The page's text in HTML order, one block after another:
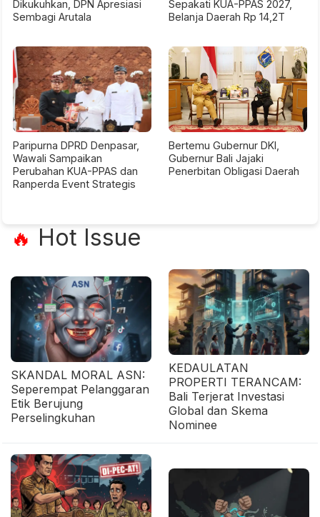
Dikukuhkan, DPN Apresiasi
Sembagi Arutala
Sepakati KUA-PPAS 2027,
Belanja Daerah Rp 14,2T
Paripurna DPRD Denpasar,
Wawali Sampaikan
Perubahan KUA-PPAS dan
Ranperda Event Strategis
Bertemu Gubernur DKI,
Gubernur Bali Jajaki
Penerbitan Obligasi Daerah
🔥 Hot Issue
SKANDAL MORAL ASN:
Seperempat Pelanggaran
Etik Berujung
Perselingkuhan
KEDAULATAN
PROPERTI TERANCAM:
Bali Terjerat Investasi
Global dan Skema
Nominee